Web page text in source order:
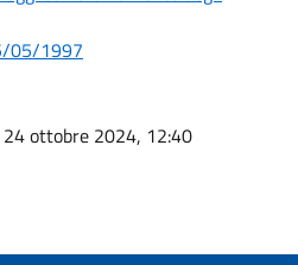
05/1997
24 ottobre 2024, 12:40